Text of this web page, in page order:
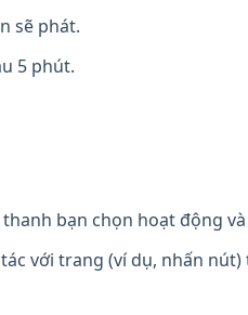
sẽ phát.
5 phút.
bạn chọn hoạt động
với trang (ví dụ, nhấn